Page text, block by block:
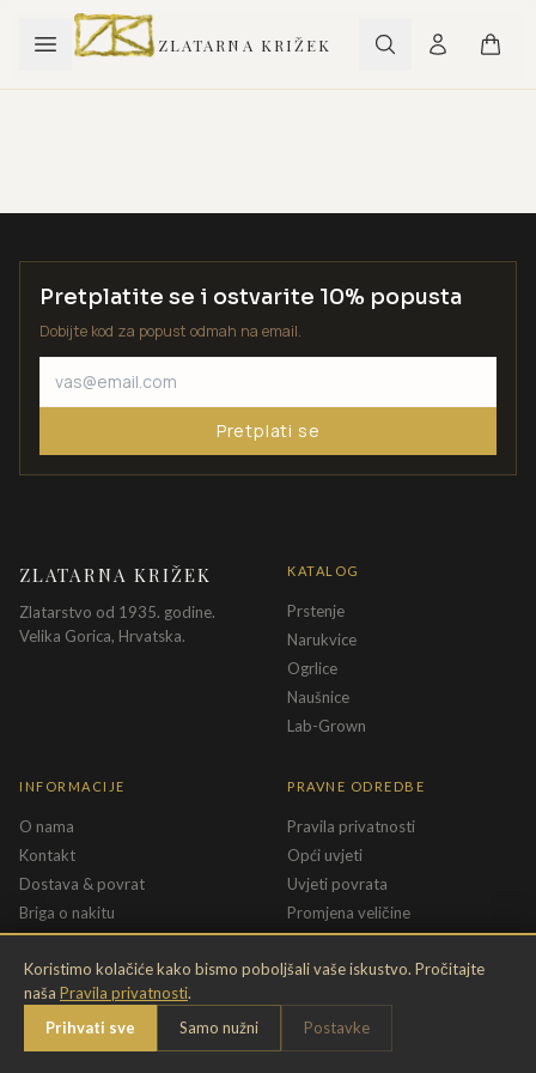
ZLATARNA KRIŽEK
Koristimo kolačiće kako bismo poboljšali vaše iskustvo. Pročitajte
naša Pravila privatnosti.
Prihvati sve
Samo nužni Postavke
Pretplatite se i ostvarite 10% popusta
Dobijte kod za popust odmah na email.
Pretplati se
ZLATARNA KRIŽEK
Zlatarstvo od 1935. godine.
Velika Gorica, Hrvatska.
KATALOG
Prstenje
Narukvice
Ogrlice
Naušnice
Lab-Grown
INFORMACIJE
O nama
Kontakt
Dostava & povrat
Briga o nakitu
Jamstvo
PRAVNE ODREDBE
Pravila privatnosti
Opći uvjeti
Uvjeti povrata
Promjena veličine
Uvjeti poklon bona
2026Zlatarna Križek · krizek.hr